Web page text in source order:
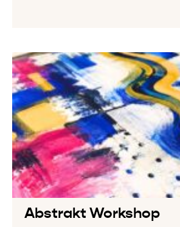
Abstrakt Workshop